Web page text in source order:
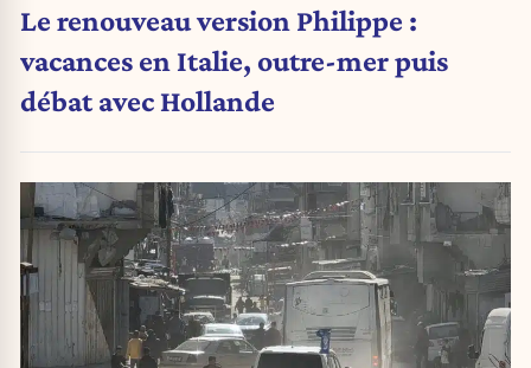
Le renouveau version Philippe :
vacances en Italie, outre-mer puis
débat avec Hollande